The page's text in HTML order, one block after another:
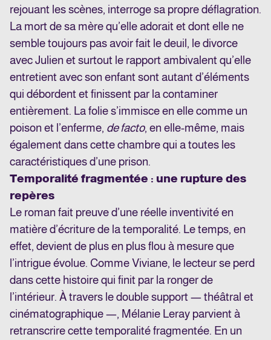
rejouant les scènes, interroge sa propre déflagration.
La mort de sa mère qu’elle adorait et dont elle ne
semble toujours pas avoir fait le deuil, le divorce
avec Julien et surtout le rapport ambivalent qu’elle
entretient avec son enfant sont autant d’éléments
qui débordent et finissent par la contaminer
entièrement. La folie s’immisce en elle comme un
poison et l’enferme, de facto, en elle-même, mais
également dans cette chambre qui a toutes les
caractéristiques d’une prison.
Temporalité fragmentée : une rupture des
repères
Le roman fait preuve d’une réelle inventivité en
matière d’écriture de la temporalité. Le temps, en
effet, devient de plus en plus flou à mesure que
l’intrigue évolue. Comme Viviane, le lecteur se perd
dans cette histoire qui finit par la ronger de
l’intérieur. À travers le double support — théâtral et
cinématographique —, Mélanie Leray parvient à
retranscrire cette temporalité fragmentée. En un